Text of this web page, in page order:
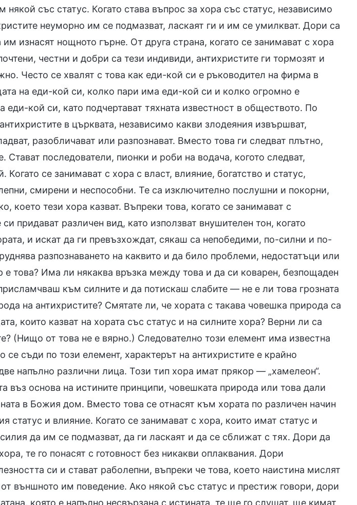
със статус. Когато става въпрос за хора със статус, независимо
неуморно им се подмазват, ласкаят ги и им се умилкват. Дори са
изнасят нощното гърне. От друга страна, когато се занимават с хора
честни и добри са тези индивиди, антихристите ги тормозят и
Често се хвалят с това как еди-кой си е ръководител на фирма в
на еди-кой си, колко пари има еди-кой си и колко огромно е
еди-кой си, като подчертават тяхната известност в обществото. По
в църквата, независимо какви злодеяния извършват,
разобличават или разпознават. Вместо това ги следват плътно,
Стават последователи, пионки и роби на водача, когото следват,
Когато се занимават с хора с власт, влияние, богатство и статус,
смирени и неспособни. Те са изключително послушни и покорни,
което тези хора казват. Въпреки това, когато се занимават с
придават различен вид, като използват внушителен тон, когато
и искат да ги превъзхождат, сякаш са непобедими, по-силни и по-
разпознаването на каквито и да било проблеми, недостатъци или
е това? Има ли някаква връзка между това и да си коварен, безпощаден
към силните и да потискаш слабите — не е ли това грозната
на антихристите? Смятате ли, че хората с такава човешка природа са
които казват на хората със статус и на силните хора? Верни ли са
(Нищо от това не е вярно.) Следователно този елемент има известна
се съди по този елемент, характерът на антихристите е крайно
напълно различни лица. Този тип хора имат прякор — „хамелеон“.
въз основа на истините принципи, човешката природа или това дали
в Божия дом. Вместо това се отнасят към хората по различен начин
статус и влияние. Когато се занимават с хора, които имат статус и
да им се подмазват, да ги ласкаят и да се сближат с тях. Дори да
те го понасят с готовност без никакви оплаквания. Дори
си и стават раболепни, въпреки че това, което наистина мислят
външното им поведение. Ако някой със статус и престиж говори, дори
която е напълно несвързана с истината, те ще го слушат, ще кимат